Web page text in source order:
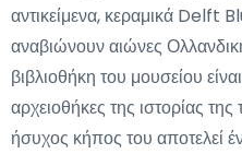
αντικείμενα, κεραμικά Delft
αναβιώνουν αιώνες
βιβλιοθήκη του μουσείου
αρχειοθήκες της ιστορίας
ήσυχος κήπος του αποτελεί